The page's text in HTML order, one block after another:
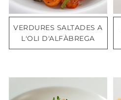
VERDURES SALTADES A
L'OLI D'ALFÀBREGA